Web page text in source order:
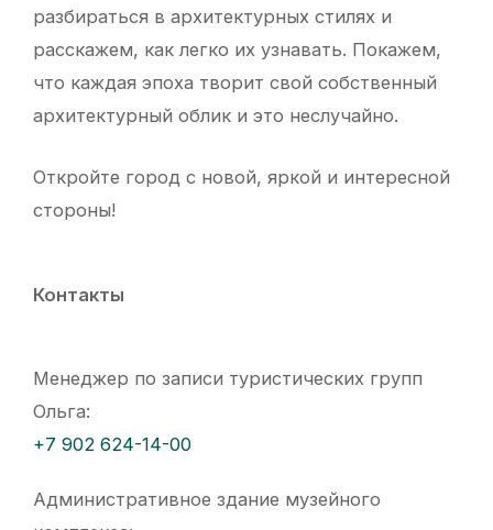
разбираться в архитектурных стилях и
расскажем, как легко их узнавать. Покажем,
что каждая эпоха творит свой собственный
архитектурный облик и это неслучайно.
Откройте город с новой, яркой и интересной
стороны!
Контакты
Менеджер по записи туристических групп
Ольга:
+7 902 624-14-00
Административное здание музейного